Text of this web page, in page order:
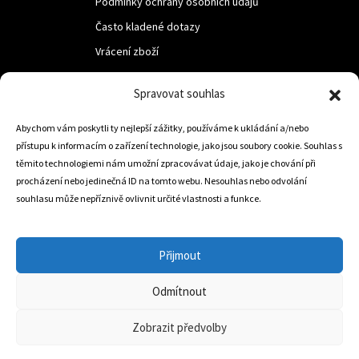
Spravovat souhlas
Abychom vám poskytli ty nejlepší zážitky, používáme k ukládání a/nebo
přístupu k informacím o zařízení technologie, jako jsou soubory cookie. Souhlas s
těmito technologiemi nám umožní zpracovávat údaje, jako je chování při
procházení nebo jedinečná ID na tomto webu. Nesouhlas nebo odvolání
souhlasu může nepříznivě ovlivnit určité vlastnosti a funkce.
Přijmout
Odmítnout
Zobrazit předvolby
Často kladené dotazy
Vrácení zboží
LUF s.r.o.
Nám. M.R.Štefanika 518,
Trstená 02801
info@dojezdovakola.com